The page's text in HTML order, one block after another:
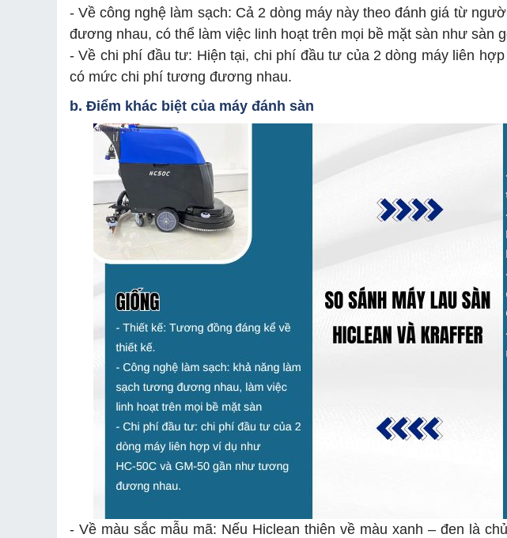
- Về công nghệ làm sạch: Cả 2 dòng máy này theo đánh giá từ
đương nhau, có thể làm việc linh hoạt trên mọi bề mặt sàn như sàn
- Về chi phí đầu tư: Hiện tại, chi phí đầu tư của 2 dòng máy liên
có mức chi phí tương đương nhau.
b. Điểm khác biệt của máy đánh sàn
- Về màu sắc mẫu mã: Nếu Hiclean thiên về màu xanh – đen là